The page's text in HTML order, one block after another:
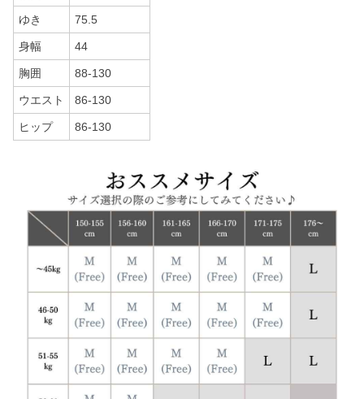
ゆき 75.5
身幅 44
胸囲 88-130
ウエスト 86-130
ヒップ 86-130